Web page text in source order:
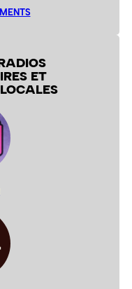
ET